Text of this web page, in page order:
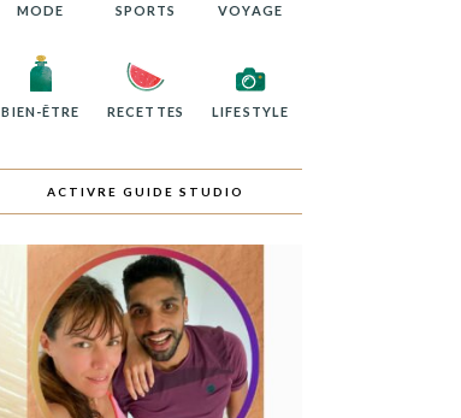
MODE SPORTS VOYAGE
BIEN-ÊTRE RECETTES LIFESTYLE
ACTIVRE GUIDE STUDIO